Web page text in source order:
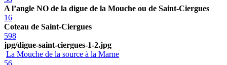
A l’angle NO de la digue de la Mouche ou de Saint-Ciergues
16
Coteau de Saint-Ciergues
598
jpg/digue-saint-ciergues-1-2.jpg
La Mouche de la source à la Marne
56